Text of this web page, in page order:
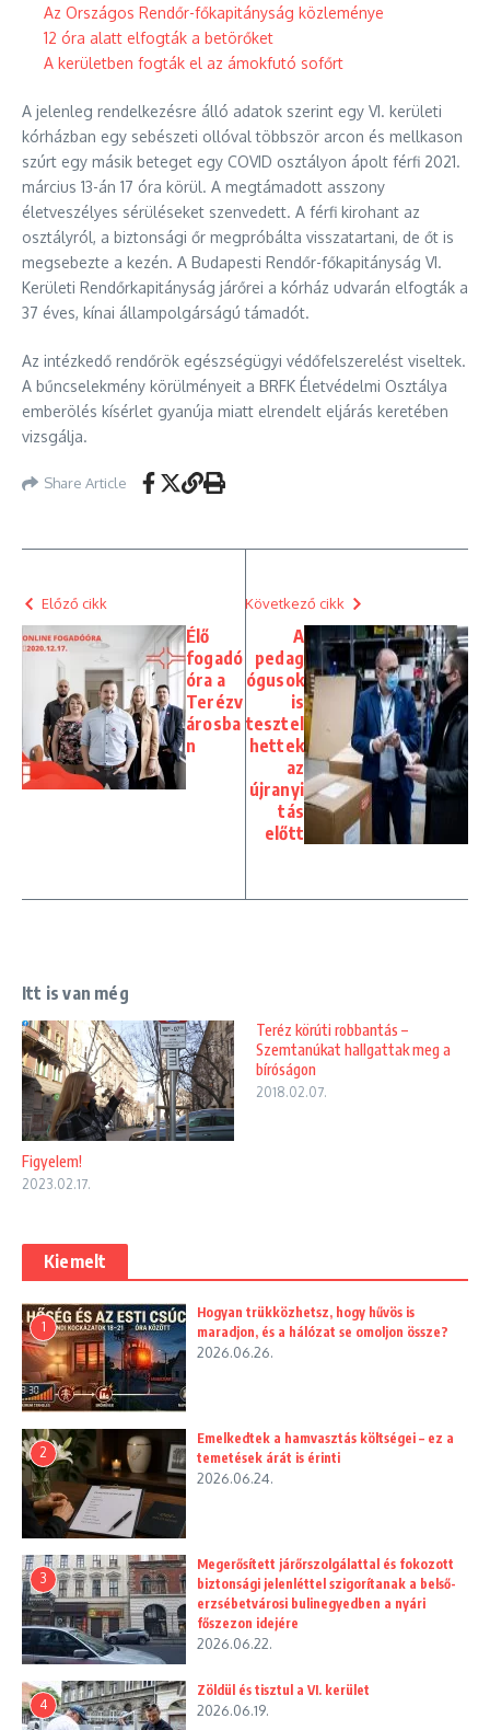
Az Országos Rendőr-főkapitányság közleménye
12 óra alatt elfogták a betörőket
A kerületben fogták el az ámokfutó sofőrt
A jelenleg rendelkezésre álló adatok szerint egy VI. kerületi
kórházban egy sebészeti ollóval többször arcon és mellkason
szúrt egy másik beteget egy COVID osztályon ápolt férfi 2021.
március 13-án 17 óra körül. A megtámadott asszony
életveszélyes sérüléseket szenvedett. A férfi kirohant az
osztályról, a biztonsági őr megpróbálta visszatartani, de őt is
megsebezte a kezén. A Budapesti Rendőr-főkapitányság VI.
Kerületi Rendőrkapitányság járőrei a kórház udvarán elfogták a
37 éves, kínai állampolgárságú támadót.
Az intézkedő rendőrök egészségügyi védőfelszerelést viseltek.
A bűncselekmény körülményeit a BRFK Életvédelmi Osztálya
emberölés kísérlet gyanúja miatt elrendelt eljárás keretében
vizsgálja. ​
Share Article
Előző cikk
Élő
fogadó
óra a
Terézv
árosba
n
Következő cikk
A
pedag
ógusok
is
tesztel
hettek
az
újranyi
tás
előtt
Itt is van még
Figyelem!
2023.02.17.
Teréz körúti robbantás –
Szemtanúkat hallgattak meg a
bíróságon
2018.02.07.
Kiemelt
1
Hogyan trükközhetsz, hogy hűvös is
maradjon, és a hálózat se omoljon össze?
2026.06.26.
2
Emelkedtek a hamvasztás költségei – ez a
temetések árát is érinti
2026.06.24.
3
Megerősített járőrszolgálattal és fokozott
biztonsági jelenléttel szigorítanak a belső-
erzsébetvárosi bulinegyedben a nyári
főszezon idejére
2026.06.22.
4
Zöldül és tisztul a VI. kerület
2026.06.19.